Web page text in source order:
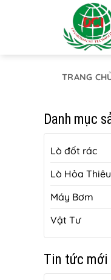
TRANG
Danh mục
Lò đốt rác
Lò Hỏa
Máy Bơm
Vật Tư
Tin tức mới